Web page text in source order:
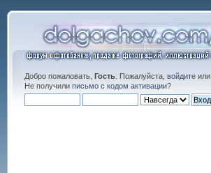
Добро пожаловать, Гость. Пожалуйста, войдитеили
Не получили письмо с кодом активации?